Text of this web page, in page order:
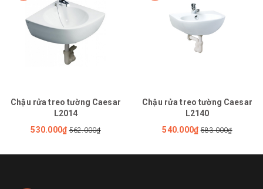
Chậu rửa treo tường Caesar
L2014
530.000₫ 562.000₫
Chậu rửa treo tường Caesar
L2140
540.000₫ 583.000₫